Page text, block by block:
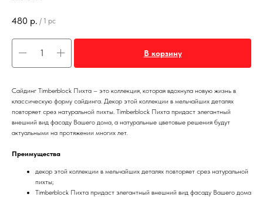
480 р. / 1 pc
В корзину
Сайдинг Timberblock Пихта – это коллекция, которая вдохнула новую жизнь в
классическую форму сайдинга. Декор этой коллекции в мельчайших деталях
повторяет срез натуральной пихты. Timberblock Пихта придаст элегантный
внешний вид фасаду Вашего дома, а натуральные цветовые решения будут
актуальными на протяжении многих лет.
Преимущества
декор этой коллекции в мельчайших деталях повторяет срез натуральной
пихты;
Timberblock Пихта придаст элегантный внешний вид фасаду Вашего дома